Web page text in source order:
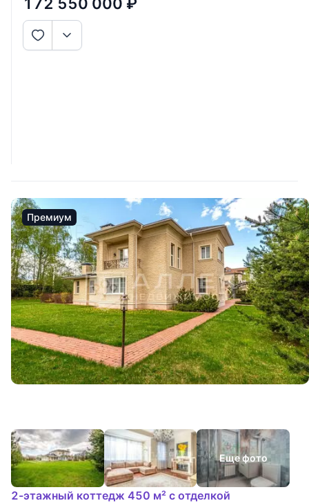
172 550 000 ₽
Премиум
Еще фото
2-этажный коттедж 450 м² с отделкой